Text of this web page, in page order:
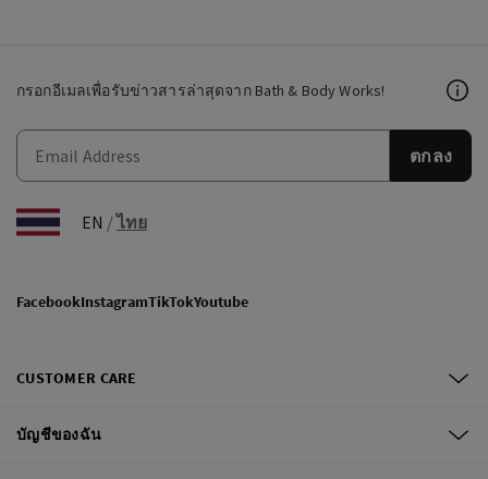
กรอกอีเมลเพื่อรับข่าวสารล่าสุดจาก Bath & Body Works!
ตกลง
EN /ไทย
FacebookInstagramTikTokYoutube
CUSTOMER CARE
บัญชีของฉัน